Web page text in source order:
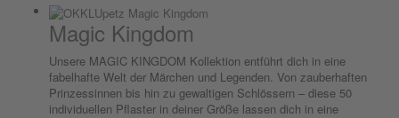
Magic Kingdom
Unsere MAGIC KINGDOM Kollektion entführt dich in eine
fabelhafte Welt der Märchen und Legenden. Von zauberhaften
Prinzessinnen bis hin zu gewaltigen Schlössern – diese 50
individuellen Pflaster in deiner Größe lassen dich in eine